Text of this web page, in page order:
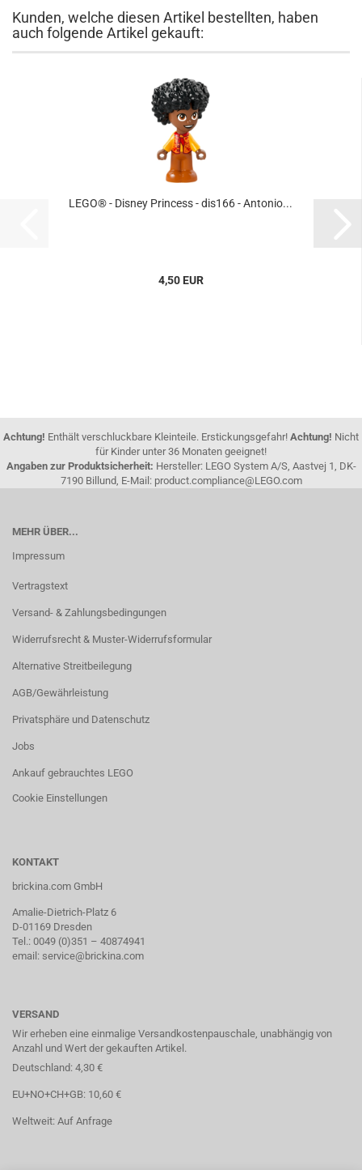
Kunden, welche diesen Artikel bestellten, haben
auch folgende Artikel gekauft:
LEGO® - Disney Princess - dis166 - Antonio...
4,50 EUR
Achtung! Enthält verschluckbare Kleinteile. Erstickungsgefahr! Achtung! Nicht
für Kinder unter 36 Monaten geeignet!
Angaben zur Produktsicherheit: Hersteller: LEGO System A/S, Aastvej 1, DK-
7190 Billund, E-Mail: product.compliance@LEGO.com
MEHR ÜBER...
Impressum
Vertragstext
Versand- & Zahlungsbedingungen
Widerrufsrecht & Muster-Widerrufsformular
Alternative Streitbeilegung
AGB/Gewährleistung
Privatsphäre und Datenschutz
Jobs
Ankauf gebrauchtes LEGO
Cookie Einstellungen
KONTAKT
brickina.com GmbH
Amalie-Dietrich-Platz 6
D-01169 Dresden
Tel.: 0049 (0)351 – 40874941
email: service@brickina.com
VERSAND
Wir erheben eine einmalige Versandkostenpauschale, unabhängig von
Anzahl und Wert der gekauften Artikel.
Deutschland: 4,30 €
EU+NO+CH+GB: 10,60 €
Weltweit: Auf Anfrage